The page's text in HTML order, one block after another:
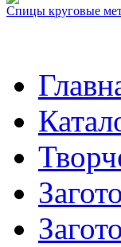
Спицы круговые